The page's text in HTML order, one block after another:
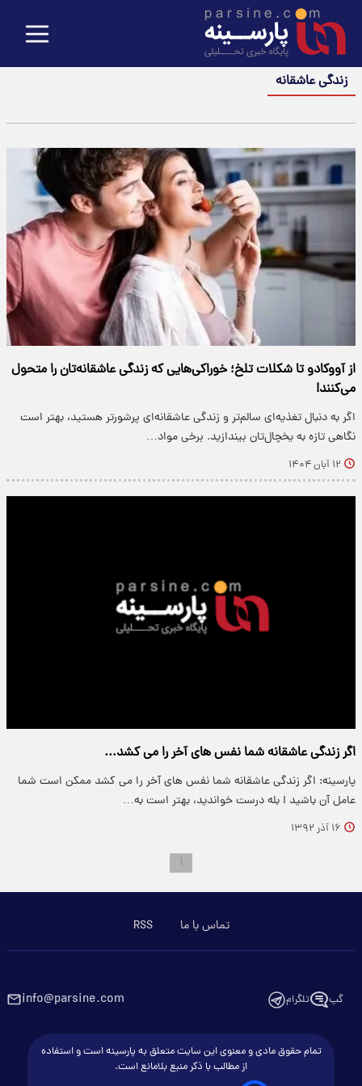
زندگی عاشقانه
از آووکادو تا شکلات تلخ؛ خوراکی‌هایی که زندگی عاشقانه‌تان را متحول
می‌کنند!
اگر به دنبال تغذیه‌ای سالم‌تر و زندگی عاشقانه‌ای پرشورتر هستید، بهتر است
نگاهی تازه به یخچال‌تان بیندازید. برخی مواد…
۱۲ آبان ۱۴۰۴
اگر زندگی عاشقانه شما نفس های آخر را می کشد...
پارسینه: اگر زندگی عاشقانه شما نفس های آخر را می کشد ممکن است شما
عامل آن باشید ! بله درست خواندید، بهتر است به…
۱۶ آذر ۱۳۹۲
۱
تماس با ما RSS
گپ تلگرام info@parsine.com
تمام حقوق مادی و معنوی این سایت متعلق به پارسینه است و استفاده
از مطالب با ذکر منبع بلامانع است.